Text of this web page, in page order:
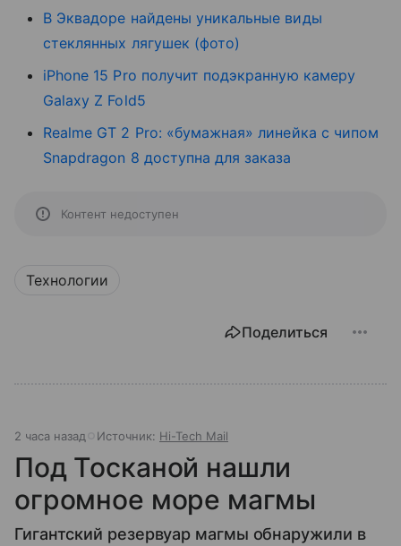
В Эквадоре найдены уникальные виды
стеклянных лягушек (фото)
iPhone 15 Pro получит подэкранную камеру
Galaxy Z Fold5
Realme GT 2 Pro: «бумажная» линейка с чипом
Snapdragon 8 доступна для заказа
Контент недоступен
Технологии
Поделиться
2 часа назад Источник: Hi-Tech Mail
Под Тосканой нашли
огромное море магмы
Гигантский резервуар магмы обнаружили в